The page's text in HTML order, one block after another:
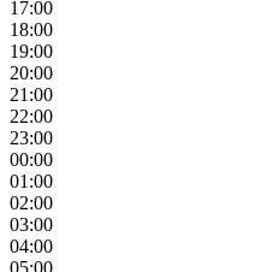
17:00
18:00
19:00
20:00
21:00
22:00
23:00
00:00
01:00
02:00
03:00
04:00
05:00